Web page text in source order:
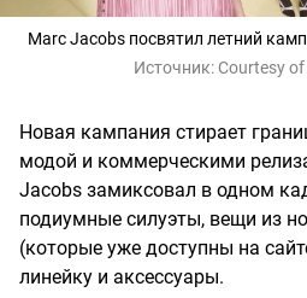
Marc Jacobs посвятил летний
Источник: Courtesy
Новая кампания стирает
модой и коммерческими
Jacobs замиксовал в одном
подиумные силуэты, вещи из
(которые уже доступны на
линейку и аксессуары.